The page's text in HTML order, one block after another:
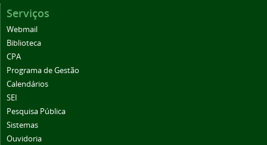
Serviços
Webmail
Biblioteca
CPA
Programa de Gestão
Calendários
SEI
Pesquisa Pública
Sistemas
Ouvidoria